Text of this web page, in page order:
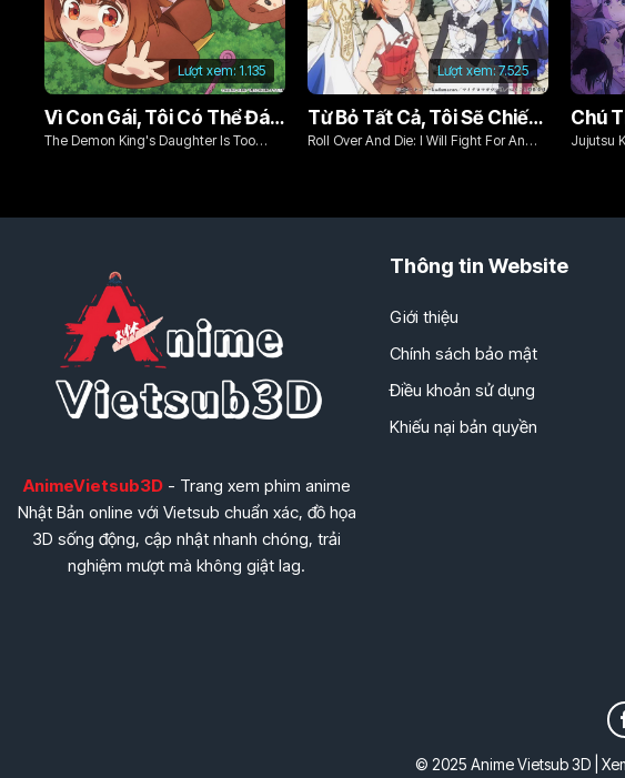
Lượt xem: 1.135
Vì Con Gái, Tôi Có Thể Đánh Bại Cả Ma Vương
The Demon King's Daughter Is Too
Lượt xem:7.525
Từ Bỏ Tất Cả, Tôi Sẽ Chiến Đấu Cho Một Cuộc Sống Bình Thường Với Tình Yêu Của Đời Mình Và Chiếc Thanh Kiếm Bị Nguyền Rủa!
Roll Over And Die: I Will Fight For An
Jujutsu
AnimeVietsub3D- Trang xem phim anime
Nhật Bản online với Vietsub chuẩn xác, đồ họa
3D sống động, cập nhật nhanh chóng, trải
nghiệm mượt mà không giật lag.
Thông tin Website
Giới thiệu
Chính sách bảo mật
Điều khoản sử dụng
Khiếu nại bản quyền
© 2025 Anime Vietsub 3D |